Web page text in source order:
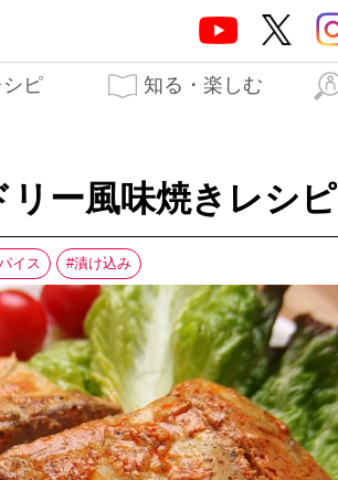
シピ 知る・楽しむ
リー風味焼きレシピ
イス 漬け込み